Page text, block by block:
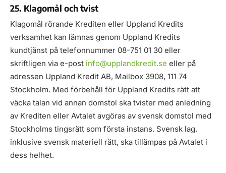
25. Klagomål och tvist
Klagomål rörande Krediten eller Uppland Kredits
verksamhet kan lämnas genom Uppland Kredits
kundtjänst på telefonnummer 08-751 01 30 eller
skriftligen via e-post info@upplandkredit.se eller på
adressen Uppland Kredit AB, Mailbox 3908, 111 74
Stockholm. Med förbehåll för Uppland Kredits rätt att
väcka talan vid annan domstol ska tvister med anledning
av Krediten eller Avtalet avgöras av svensk domstol med
Stockholms tingsrätt som första instans. Svensk lag,
inklusive svensk materiell rätt, ska tillämpas på Avtalet i
dess helhet.